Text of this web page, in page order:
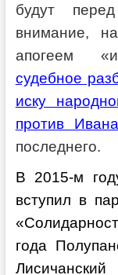
будут
внимание,
апогеем
судебное
иску
против
последнего.
В 2015-м
вступил в
года